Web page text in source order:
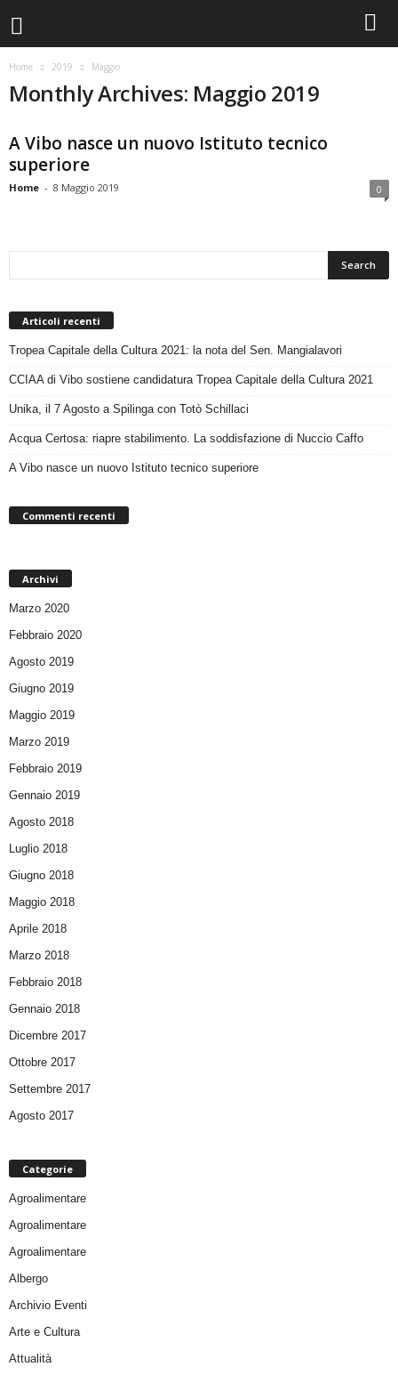
Home 2019 Maggio
Monthly Archives: Maggio 2019
A Vibo nasce un nuovo Istituto tecnico
superiore
Home - 8 Maggio 2019 0
Articoli recenti
Tropea Capitale della Cultura 2021: la nota del Sen. Mangialavori
CCIAA di Vibo sostiene candidatura Tropea Capitale della Cultura 2021
Unika, il 7 Agosto a Spilinga con Totò Schillaci
Acqua Certosa: riapre stabilimento. La soddisfazione di Nuccio Caffo
A Vibo nasce un nuovo Istituto tecnico superiore
Commenti recenti
Archivi
Marzo 2020
Febbraio 2020
Agosto 2019
Giugno 2019
Maggio 2019
Marzo 2019
Febbraio 2019
Gennaio 2019
Agosto 2018
Luglio 2018
Giugno 2018
Maggio 2018
Aprile 2018
Marzo 2018
Febbraio 2018
Gennaio 2018
Dicembre 2017
Ottobre 2017
Settembre 2017
Agosto 2017
Categorie
Agroalimentare
Agroalimentare
Agroalimentare
Albergo
Archivio Eventi
Arte e Cultura
Attualità